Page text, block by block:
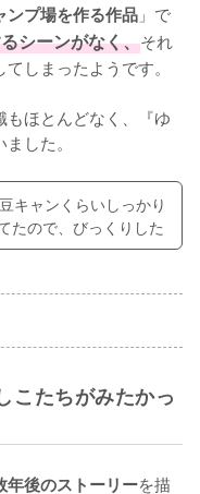
ンプ場を作る作品 」で
シーンがなく、それ
しまったようです。
もほとんどなく、『ゆ
した。
キャンくらいしっかり
たので、びっくりした
こたちがみたかっ
年後のストーリーを描